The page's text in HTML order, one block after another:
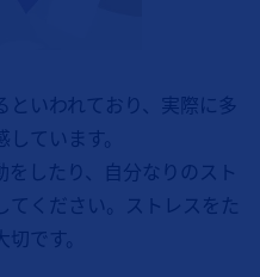
いわれており、実際に多
ています。
したり、自分なりのスト
てください。ストレスをた
です。